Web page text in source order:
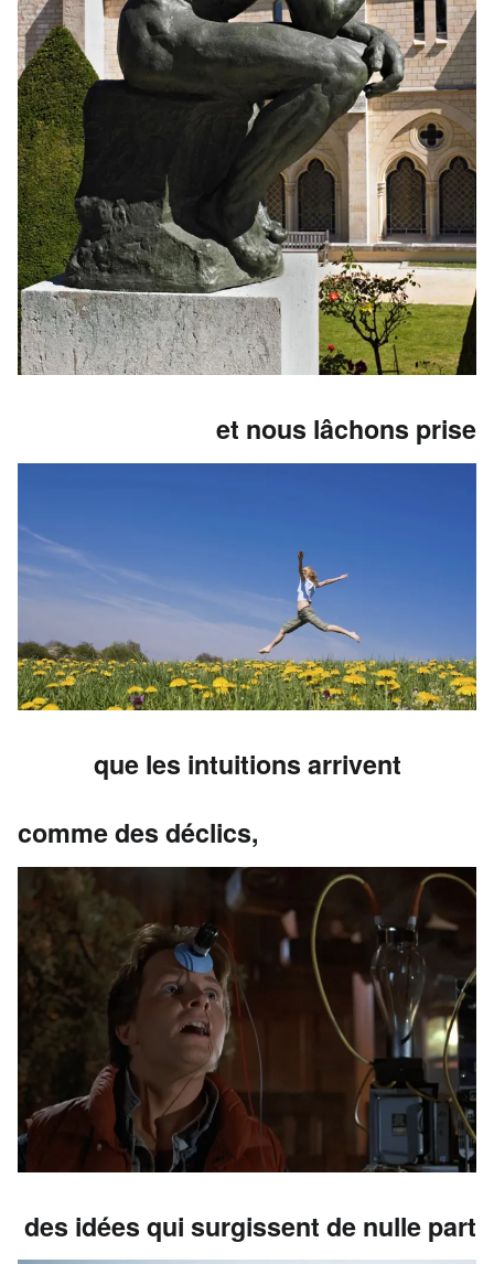
et nous lâchons prise
que les intuitions arrivent
comme des déclics,
des idées qui surgissent de nulle part